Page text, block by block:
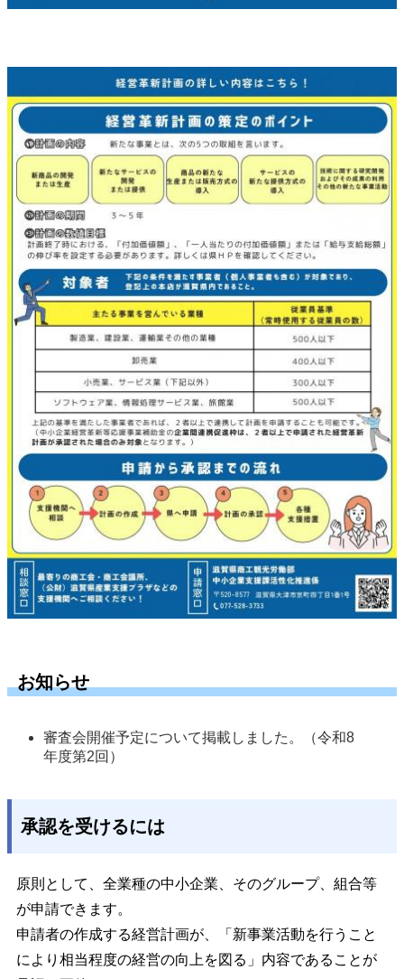
お知らせ
審査会開催予定について掲載しました。（令和8
年度第2回）
承認を受けるには
原則として、全業種の中小企業、そのグループ、組合等
が申請できます。
申請者の作成する経営計画が、「新事業活動を行うこと
により相当程度の経営の向上を図る」内容であることが